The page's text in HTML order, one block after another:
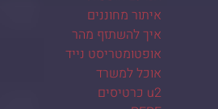
איתור מחוננים
איך להשתזף מהר
אופטומטריסט נייד
אוכל למשרד
u2 כרטיסים